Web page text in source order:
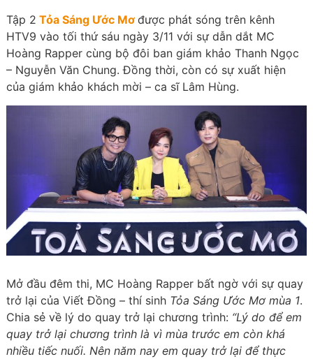
Tập 2 Tỏa Sáng Ước Mơ được phát sóng trên kênh
HTV9 vào tối thứ sáu ngày 3/11 với sự dẫn dắt MC
Hoàng Rapper cùng bộ đôi ban giám khảo Thanh Ngọc
– Nguyễn Văn Chung. Đồng thời, còn có sự xuất hiện
của giám khảo khách mời – ca sĩ Lâm Hùng.
Mở đầu đêm thi, MC Hoàng Rapper bất ngờ với sự quay
trở lại của Viết Đồng – thí sinh Tỏa Sáng Ước Mơ mùa 1.
Chia sẻ về lý do quay trở lại chương trình: “Lý do để em
quay trở lại chương trình là vì mùa trước em còn khá
nhiều tiếc nuối. Nên năm nay em quay trở lại để thực